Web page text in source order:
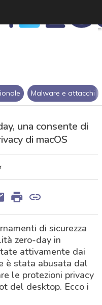
Malware e attacchi
una consente di
di macOS
di sicurezza
zero-day in
attivamente dai
è stata abusata dal
le protezioni privacy
del desktop. Ecco i